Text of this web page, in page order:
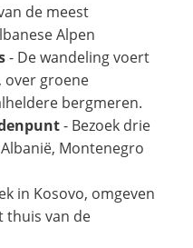
de meest
Alpen
- De wandeling voert
groene
bergmeren.
- Bezoek drie
Montenegro
in Kosovo, omgeven
thuis van de